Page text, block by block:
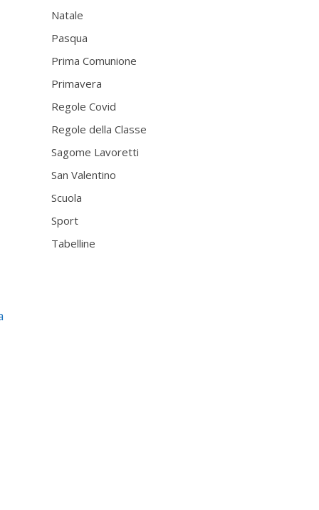
Natale
Pasqua
Prima Comunione
Primavera
Regole Covid
Regole della Classe
Sagome Lavoretti
San Valentino
Scuola
Sport
Tabelline